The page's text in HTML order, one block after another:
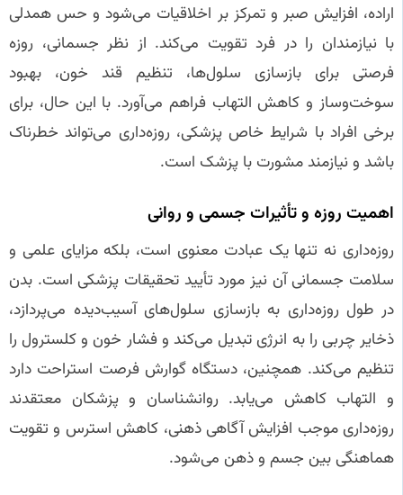
اراده، افزایش صبر و تمرکز بر اخلاقیات می‌شود و حس همدلی
با نیازمندان را در فرد تقویت می‌کند. از نظر جسمانی، روزه
فرصتی برای بازسازی سلول‌ها، تنظیم قند خون، بهبود
سوخت‌وساز و کاهش التهاب فراهم می‌آورد. با این حال، برای
برخی افراد با شرایط خاص پزشکی، روزه‌داری می‌تواند خطرناک
باشد و نیازمند مشورت با پزشک است.
اهمیت روزه و تأثیرات جسمی و روانی
روزه‌داری نه تنها یک عبادت معنوی است، بلکه مزایای علمی و
سلامت جسمانی آن نیز مورد تأیید تحقیقات پزشکی است. بدن
در طول روزه‌داری به بازسازی سلول‌های آسیب‌دیده می‌پردازد،
ذخایر چربی را به انرژی تبدیل می‌کند و فشار خون و کلسترول را
تنظیم می‌کند. همچنین، دستگاه گوارش فرصت استراحت دارد
و التهاب کاهش می‌یابد. روانشناسان و پزشکان معتقدند
روزه‌داری موجب افزایش آگاهی ذهنی، کاهش استرس و تقویت
هماهنگی بین جسم و ذهن می‌شود.